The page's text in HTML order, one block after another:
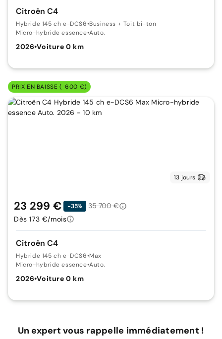
Citroën C4
Hybride 145 ch e-DCS6•Business + Toit bi-ton
Micro-hybride essence•Auto.
2026•Voiture 0 km
PRIX EN BAISSE (-600 €)
13 jours
Citroën C4
Hybride 145 ch e-DCS6•Max
Micro-hybride essence•Auto.
2026•Voiture 0 km
23 299 € -35%
35 700 €
Dès 173 €/mois
Un expert vous rappelle immédiatement !